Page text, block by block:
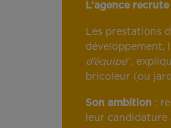
L’agence recrute
Les prestations
développement,
d’équipe”,
bricoleur (ou
Son ambition :
leur candidature